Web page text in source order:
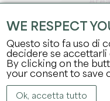
Offerte
WE RESPECT
Questo sito fa uso di
decidere se accettarli
By clicking on the
your consent to save
Ok, accetta tutto